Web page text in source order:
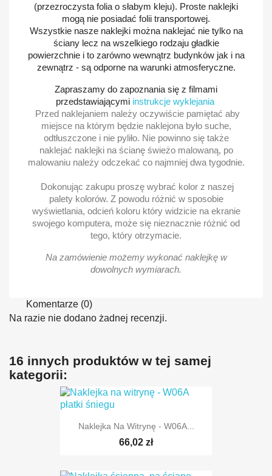
(przezroczysta folia o słabym kleju). Proste naklejki
mogą nie posiadać folii transportowej.
Wszystkie nasze naklejki można naklejać nie tylko na
ściany lecz na wszelkiego rodzaju gładkie
powierzchnie i to zarówno wewnątrz budynków jak i na
zewnątrz - są odporne na warunki atmosferyczne.
Zapraszamy do zapoznania się z filmami
przedstawiającymi instrukcje wyklejania
Przed naklejaniem należy oczywiście pamiętać aby
miejsce na którym będzie naklejona było suche,
odtłuszczone i nie pyliło. Nie powinno się także
naklejać naklejki na ścianę świeżo malowaną, po
malowaniu należy odczekać co najmniej dwa tygodnie.
Dokonując zakupu proszę wybrać kolor z naszej
palety kolorów. Z powodu różnić w sposobie
wyświetlania, odcień koloru który widzicie na ekranie
swojego komputera, może się nieznacznie różnić od
tego, który otrzymacie.
Na zamówienie możemy wykonać naklejkę w
dowolnych wymiarach.
Komentarze (0)
Na razie nie dodano żadnej recenzji.
16 innych produktów w tej samej
kategorii:
Naklejka Na Witrynę - W06A...
66,02 zł